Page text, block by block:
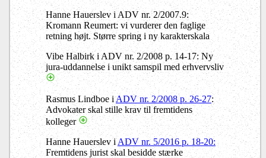
Hanne Hauerslev i ADV nr. 2/2007.9:
Kromann Reumert: vi vurderer den faglige
retning højt. Større spring i ny karakterskala
Vibe Halbirk i ADV nr. 2/2008 p. 14-17: Ny
jura-uddannelse i unikt samspil med erhvervsliv
Rasmus Lindboe iADV nr. 2/2008 p. 26-27:
Advokater skal stille krav til fremtidens
kolleger
Hanne Hauerslev iADV nr. 5/2016 p. 18-20:
Fremtidens jurist skal besidde stærke